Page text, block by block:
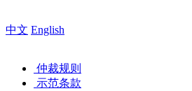
您好，
中文 English
仲裁规则
示范条款